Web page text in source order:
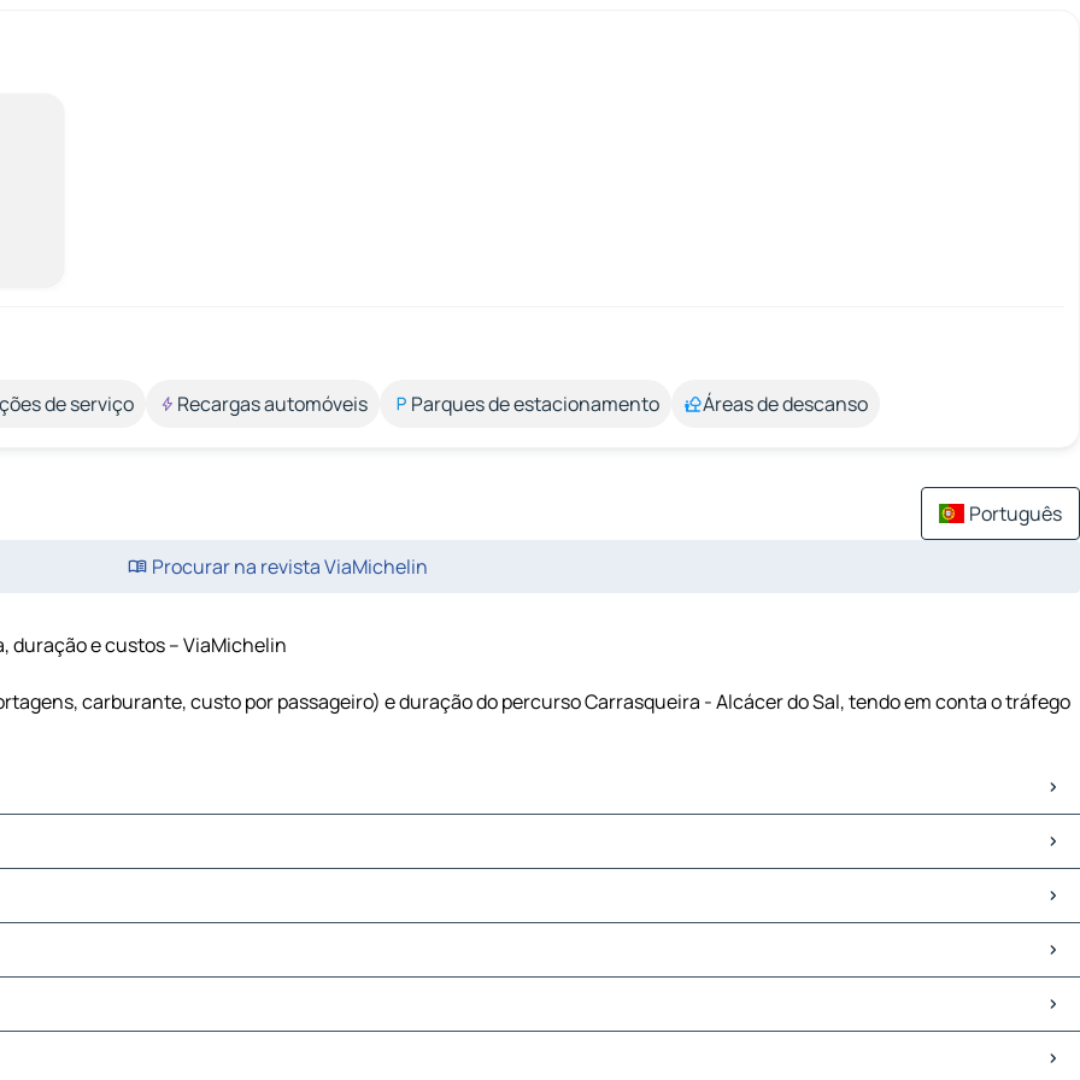
de serviço Recargas automóveis Parques de estacionamento Áreas de descanso
Português
Procurar na revista ViaMichelin
duração e custos – ViaMichelin
carburante, custo por passageiro) e duração do percurso Carrasqueira - Alcácer do Sal, tendo em conta o tráfego